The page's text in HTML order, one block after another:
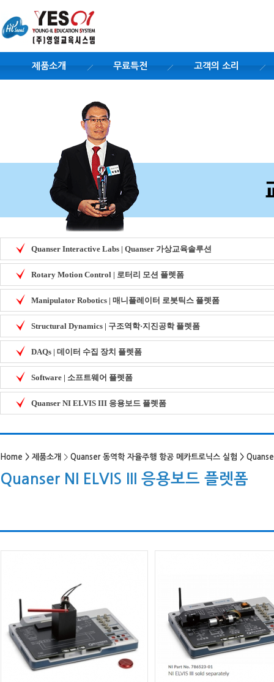
제품소개 무료특전 고객의 소리
Quanser Interactive Labs | Quanser 가상교육솔루션
Rotary Motion Control | 로터리 모션 플렛폼
Manipulator Robotics | 매니플레이터 로봇틱스 플렛폼
Structural Dynamics | 구조역학·지진공학 플렛폼
DAQs | 데이터 수집 장치 플렛폼
Software | 소프트웨어 플렛폼
Quanser NI ELVIS III 응용보드 플렛폼
Home > 제품소개 > Quanser 동역학 자율주행 항공 메카트로닉스 실험 >
Quanser NI ELVIS III 응용보드 플렛폼